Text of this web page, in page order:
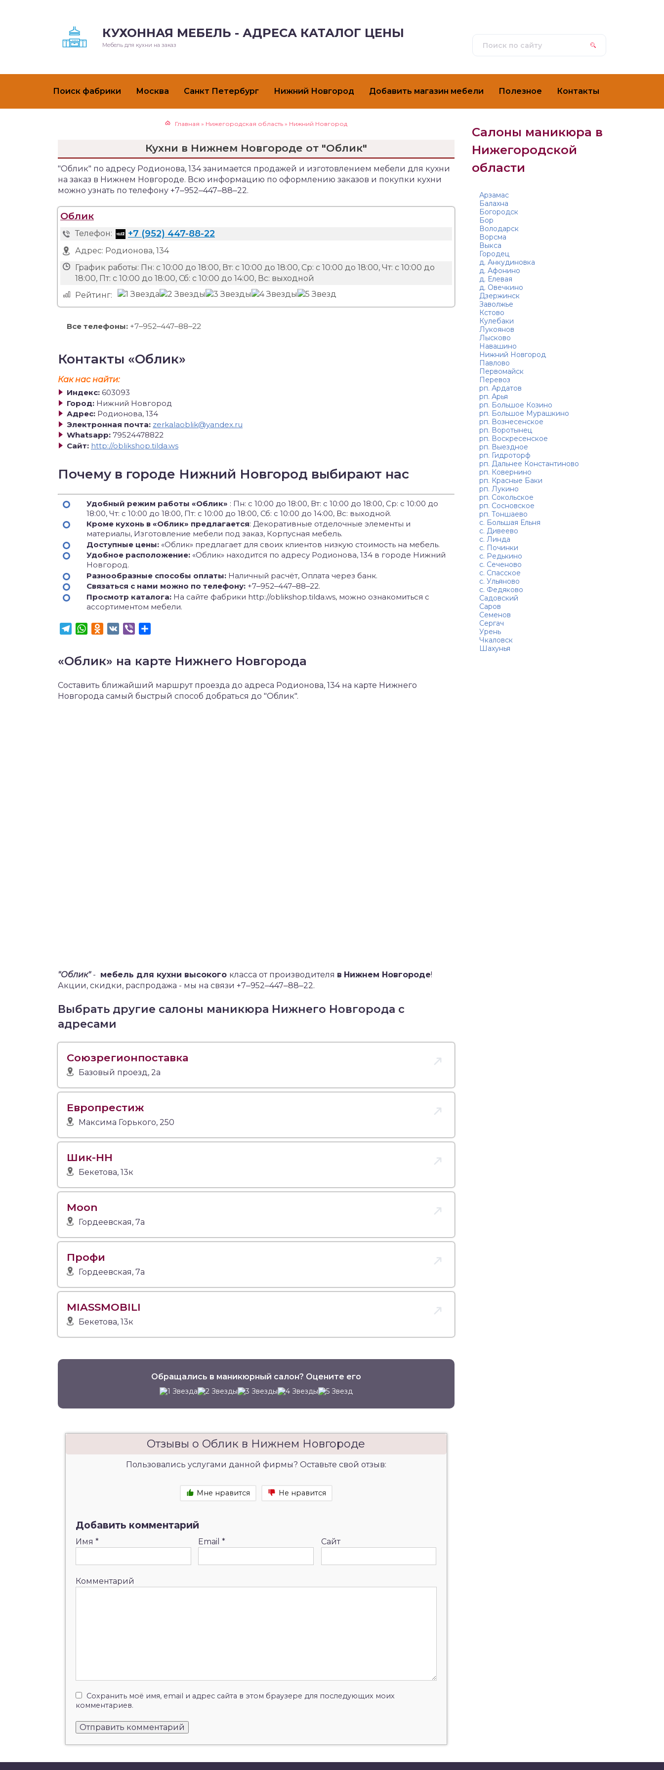
КУХОННАЯ МЕБЕЛЬ - АДРЕСА КАТАЛОГ ЦЕНЫ
Мебель для кухни на заказ
Поиск фабрики Москва Санкт Петербург Нижний Новгород Добавить магазин мебели Полезное Контакты
Главная » Нижегородская область » Нижний Новгород
Кухни в Нижнем Новгороде от "Облик"
"Облик" по адресу Родионова, 134 занимается продажей и изготовлением мебели для кухни
на заказ в Нижнем Новгороде. Всю информацию по оформлению заказов и покупки кухни
можно узнать по телефону +7‒952‒447‒88‒22.
Облик
Телефон: +7 (952) 447-88-22
Адрес: Родионова, 134
График работы: Пн: с 10:00 до 18:00, Вт: с 10:00 до 18:00, Ср: с 10:00 до 18:00, Чт: с 10:00 до
18:00, Пт: с 10:00 до 18:00, Сб: с 10:00 до 14:00, Вс: выходной
Рейтинг:
Все телефоны: +7‒952‒447‒88‒22
Контакты «Облик»
Как нас найти:
Индекс: 603093
Город: Нижний Новгород
Адрес: Родионова, 134
Электронная почта: zerkalaoblik@yandex.ru
Whatsapp: 79524478822
Сайт: http://oblikshop.tilda.ws
Почему в городе Нижний Новгород выбирают нас
Удобный режим работы «Облик» : Пн: с 10:00 до 18:00, Вт: с 10:00 до 18:00, Ср: с 10:00 до
18:00, Чт: с 10:00 до 18:00, Пт: с 10:00 до 18:00, Сб: с 10:00 до 14:00, Вс: выходной.
Кроме кухонь в «Облик» предлагается: Декоративные отделочные элементы и
материалы, Изготовление мебели под заказ, Корпусная мебель.
Доступные цены: «Облик» предлагает для своих клиентов низкую стоимость на мебель.
Удобное расположение: «Облик» находится по адресу Родионова, 134 в городе Нижний
Новгород.
Разнообразные способы оплаты: Наличный расчёт, Оплата через банк.
Связаться с нами можно по телефону: +7‒952‒447‒88‒22.
Просмотр каталога: На сайте фабрики http://oblikshop.tilda.ws, можно ознакомиться с
ассортиментом мебели.
TelegramWhatsApp
Odnoklassniki
VK Viber
«Облик» на карте Нижнего Новгорода
Составить ближайший маршрут проезда до адреса Родионова, 134 на карте Нижнего
Новгорода самый быстрый способ добраться до "Облик".
"Облик"- мебель для кухни высокого класса от производителя в Нижнем Новгороде!
Акции, скидки, распродажа - мы на связи +7‒952‒447‒88‒22.
Выбрать другие салоны маникюра Нижнего Новгорода с
адресами
Союзрегионпоставка
Базовый проезд, 2а
Европрестиж
Максима Горького, 250
Шик-НН
Бекетова, 13к
Moon
Гордеевская, 7а
Профи
Гордеевская, 7а
MIASSMOBILI
Бекетова, 13к
Обращались в маникюрный салон? Оцените его
Отзывы о Облик в Нижнем Новгороде
Пользовались услугами данной фирмы? Оставьте свой отзыв:
Мне нравится Не нравится
Добавить комментарий
Имя * Email* Сайт
Комментарий
Сохранить моё имя, email и адрес сайта в этом браузере для последующих моих
комментариев.
Салоны маникюра в
Нижегородской
области
Арзамас
Балахна
Богородск
Бор
Володарск
Ворсма
Выкса
Городец
д. Анкудиновка
д. Афонино
д. Елевая
д. Овечкино
Дзержинск
Заволжье
Кстово
Кулебаки
Лукоянов
Лысково
Навашино
Нижний Новгород
Павлово
Первомайск
Перевоз
рп. Ардатов
рп. Арья
рп. Большое Козино
рп. Большое Мурашкино
рп. Вознесенское
рп. Воротынец
рп. Воскресенское
рп. Выездное
рп. Гидроторф
рп. Дальнее Константиново
рп. Ковернино
рп. Красные Баки
рп. Лукино
рп. Сокольское
рп. Сосновское
рп. Тоншаево
с. Большая Ельня
с. Дивеево
с. Линда
с. Починки
с. Редькино
с. Сеченово
с. Спасское
с. Ульяново
с. Федяково
Садовский
Саров
Семенов
Сергач
Урень
Чкаловск
Шахунья